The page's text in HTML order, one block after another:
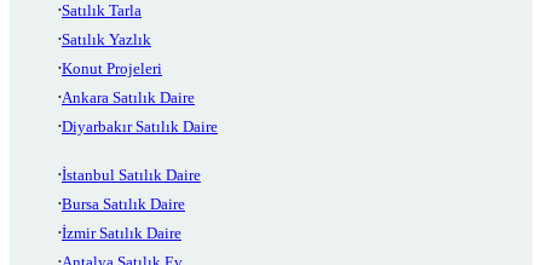
Satılık Tarla
Satılık Yazlık
Konut Projeleri
Ankara Satılık Daire
Diyarbakır Satılık Daire
İstanbul Satılık Daire
Bursa Satılık Daire
İzmir Satılık Daire